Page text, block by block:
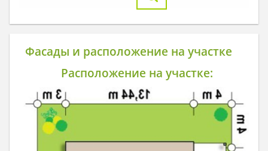
Фасады и расположение на участке
Расположение на участке: